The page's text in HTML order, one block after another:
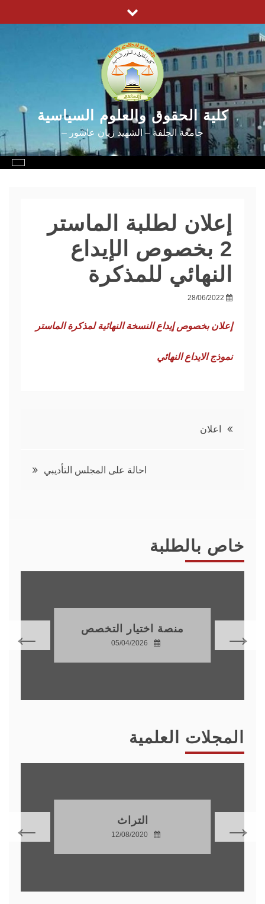
to
content
كلية الحقوق والعلوم السياسية
جامعة الجلفة – الشهيد زيان عاشور –
إعلان لطلبة الماستر
2 بخصوص الإيداع
النهائي للمذكرة
28/06/2022
إعلان بخصوص إيداع النسخة النهائية لمذكرة الماستر
نموذج الايداع النهائي
تصفّح
اعلان
احالة على المجلس التأديبي
خاص بالطلبة
منصة اختيار التخصص
05/04/2026
المجلات العلمية
التراث
12/08/2020